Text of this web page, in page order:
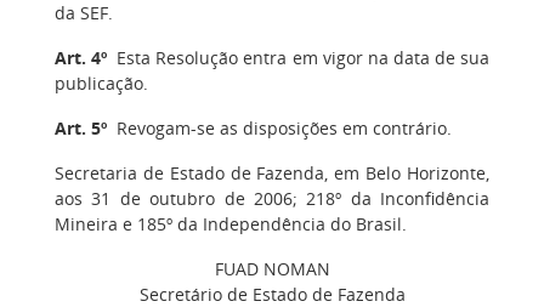
da SEF.
Art. 4º Esta Resolução entra em vigor na data de sua
publicação.
Art. 5º Revogam-se as disposições em contrário.
Secretaria de Estado de Fazenda, em Belo Horizonte,
aos 31 de outubro de 2006; 218º da Inconfidência
Mineira e 185º da Independência do Brasil.
FUAD NOMAN
Secretário de Estado de Fazenda